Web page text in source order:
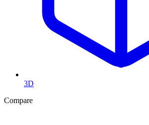
3D
Compare